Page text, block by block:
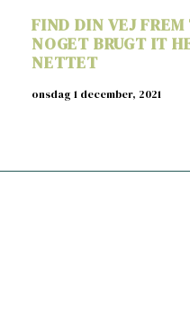
FIND DIN VEJ
NOGET BRUGT IT
NETTET
onsdag 1 december, 2021